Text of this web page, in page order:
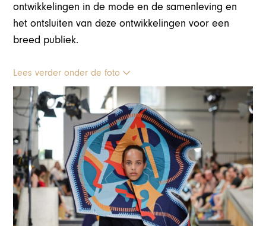
ontwikkelingen in de mode en de samenleving en
het ontsluiten van deze ontwikkelingen voor een
breed publiek.
Lees verder onder de foto